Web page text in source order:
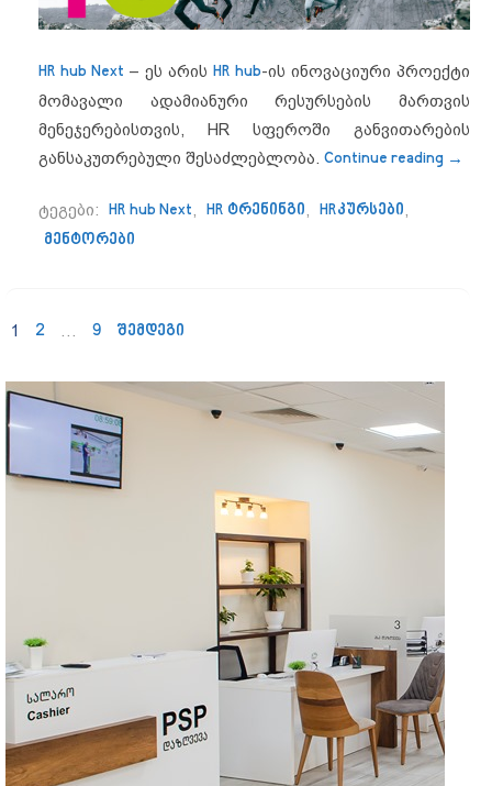
HR hub Next – ეს არის HR hub-ის ინოვაციური პროექტი
მომავალი ადამიანური რესურსების მართვის
მენეჯერებისთვის, HR სფეროში განვითარების
განსაკუთრებული შესაძლებლობა. Continue reading “HR
→
ტეგები: HR hub Next, HR ტრენინგი, HRკურსები,
მენტორები
1 2 … 9 შემდეგი